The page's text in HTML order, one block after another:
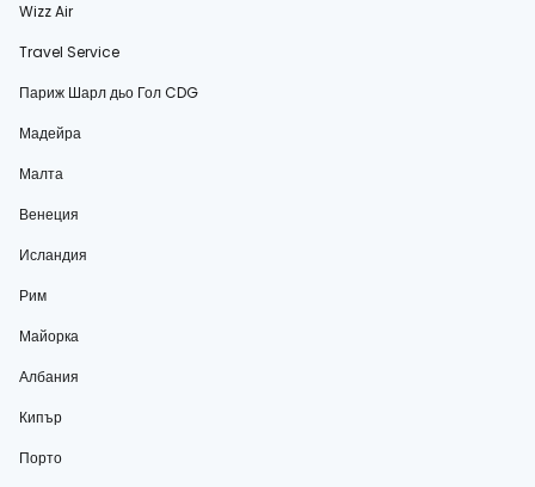
Wizz Air
Travel Service
Париж Шарл дьо Гол CDG
Мадейра
Малта
Венеция
Исландия
Рим
Майорка
Албания
Кипър
Порто